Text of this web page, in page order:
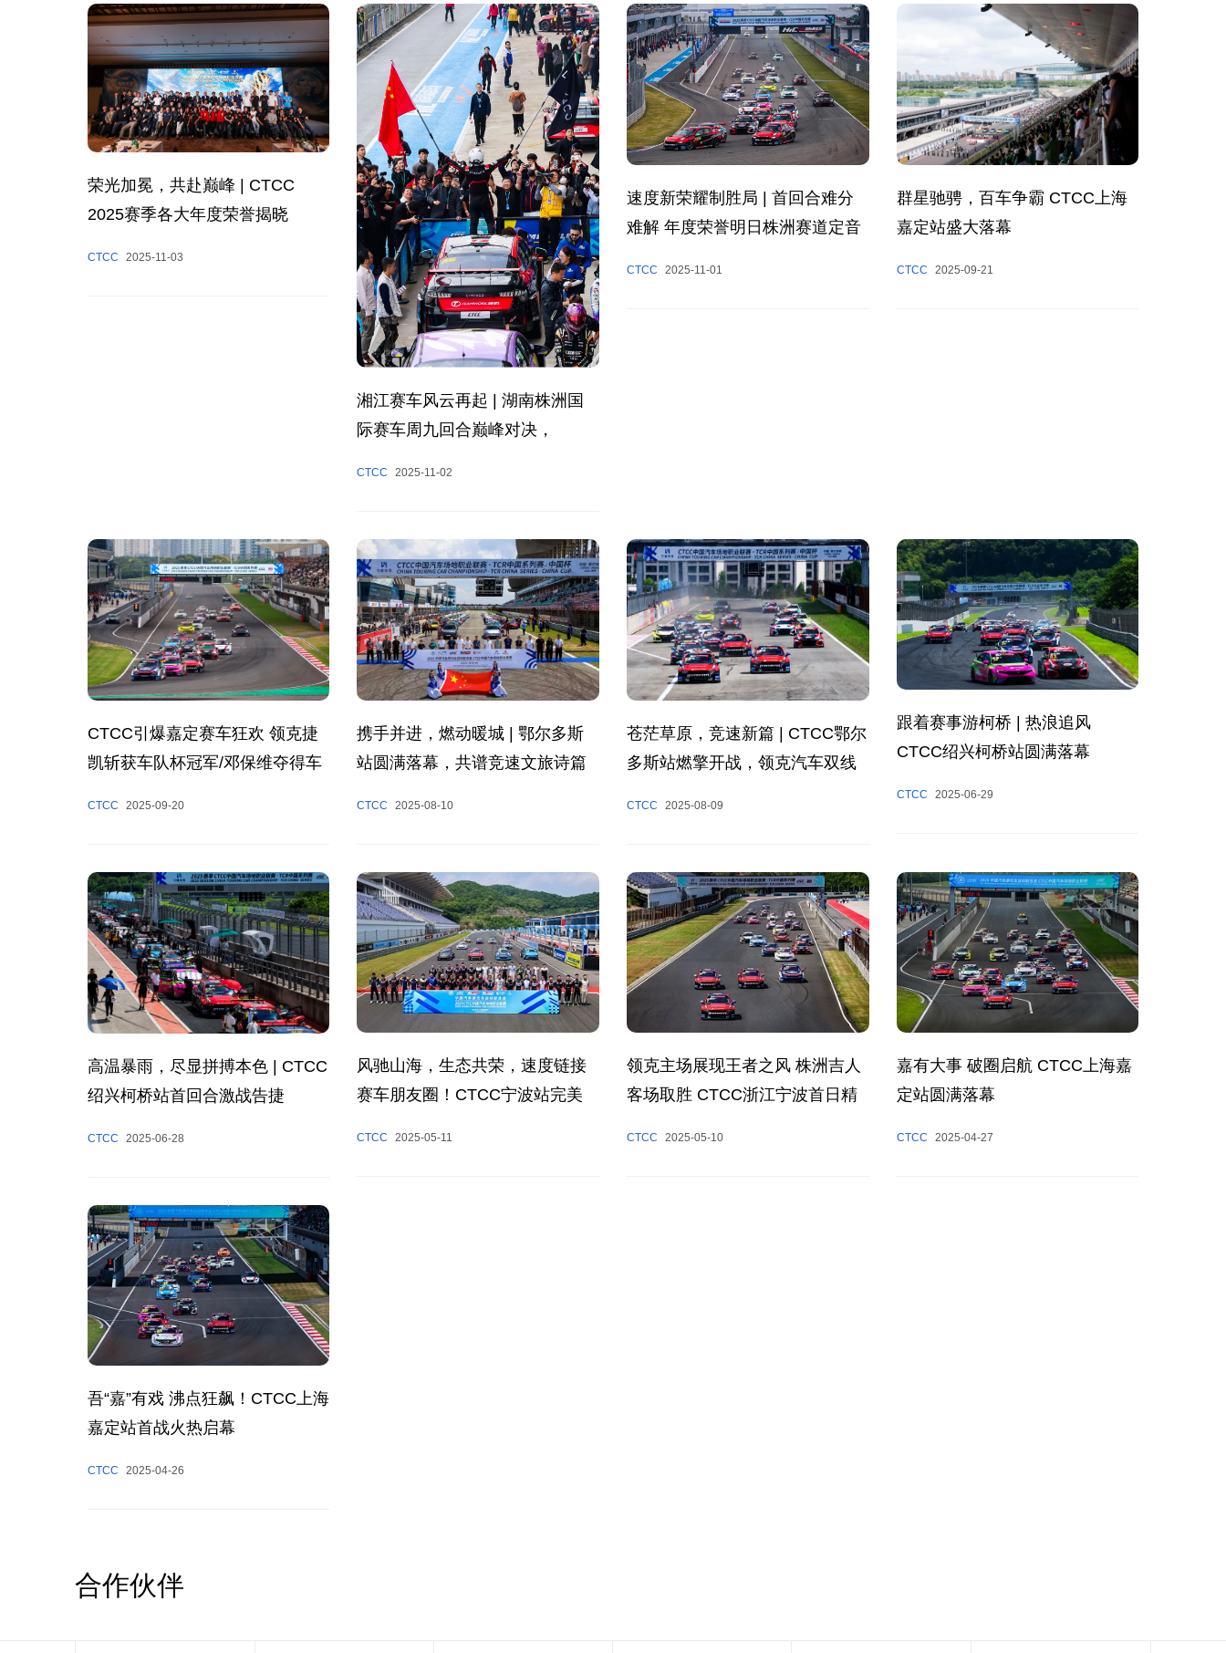
荣光加冕，共赴巅峰 | CTCC
2025赛季各大年度荣誉揭晓
CTCC 2025-11-03
湘江赛车风云再起 | 湖南株洲国
际赛车周九回合巅峰对决，
CTCC 2025-11-02
速度新荣耀制胜局 | 首回合难分
难解 年度荣誉明日株洲赛道定音
CTCC 2025-11-01
群星驰骋，百车争霸 CTCC上海
嘉定站盛大落幕
CTCC 2025-09-21
CTCC引爆嘉定赛车狂欢 领克捷
凯斩获车队杯冠军/邓保维夺得车
CTCC 2025-09-20
携手并进，燃动暖城 | 鄂尔多斯
站圆满落幕，共谱竞速文旅诗篇
CTCC 2025-08-10
苍茫草原，竞速新篇 | CTCC鄂尔
多斯站燃擎开战，领克汽车双线
CTCC 2025-08-09
跟着赛事游柯桥 | 热浪追风
CTCC绍兴柯桥站圆满落幕
CTCC 2025-06-29
高温暴雨，尽显拼搏本色 | CTCC
绍兴柯桥站首回合激战告捷
CTCC 2025-06-28
风驰山海，生态共荣，速度链接
赛车朋友圈！CTCC宁波站完美
CTCC 2025-05-11
领克主场展现王者之风 株洲吉人
客场取胜 CTCC浙江宁波首日精
CTCC 2025-05-10
嘉有大事 破圈启航 CTCC上海嘉
定站圆满落幕
CTCC 2025-04-27
吾“嘉”有戏 沸点狂飙！CTCC上海
嘉定站首战火热启幕
CTCC 2025-04-26
合作伙伴